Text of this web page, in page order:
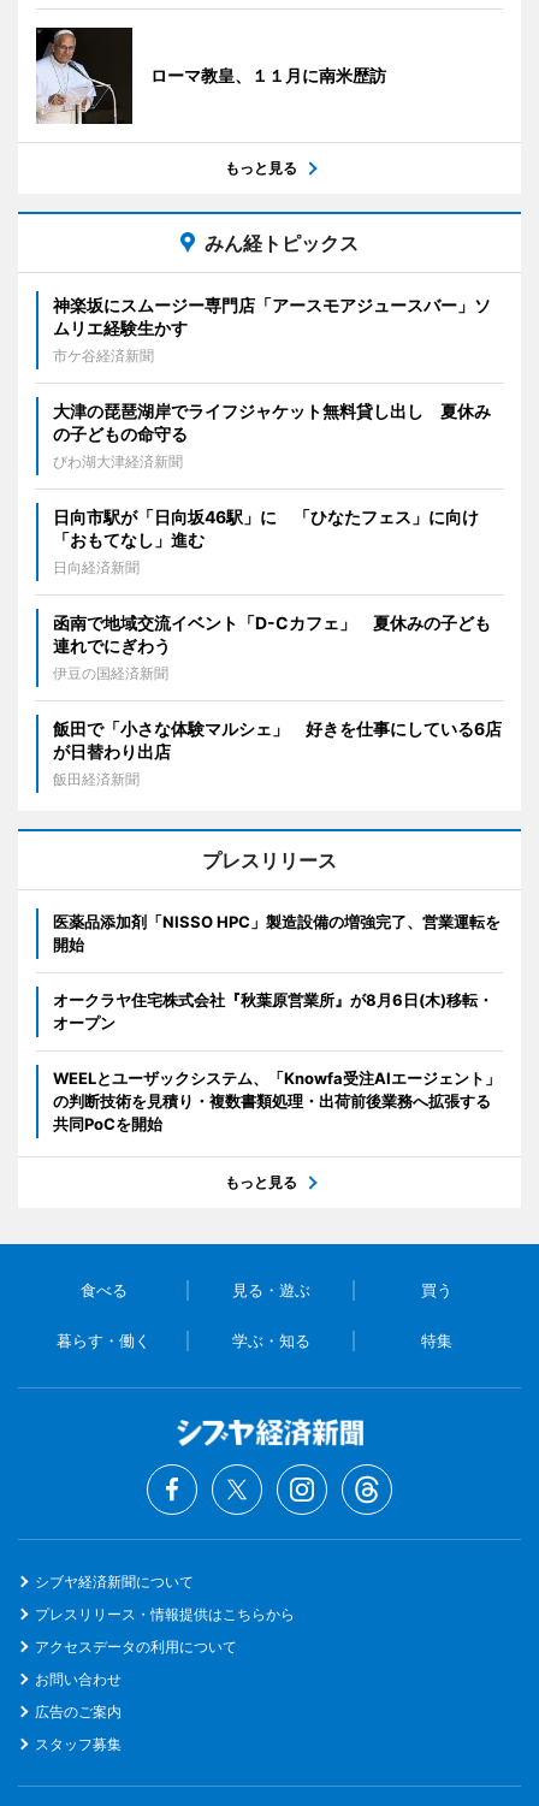
ローマ教皇、１１月に南米歴訪
もっと見る
みん経トピックス
神楽坂にスムージー専門店「アースモアジュースバー」ソ
ムリエ経験生かす
市ケ谷経済新聞
大津の琵琶湖岸でライフジャケット無料貸し出し 夏休み
の子どもの命守る
びわ湖大津経済新聞
日向市駅が「日向坂46駅」に 「ひなたフェス」に向け
「おもてなし」進む
日向経済新聞
函南で地域交流イベント「D-Cカフェ」 夏休みの子ども
連れでにぎわう
伊豆の国経済新聞
飯田で「小さな体験マルシェ」 好きを仕事にしている6店
が日替わり出店
飯田経済新聞
プレスリリース
医薬品添加剤「NISSO HPC」製造設備の増強完了、営業運転を
開始
オークラヤ住宅株式会社『秋葉原営業所』が8月6日(木)移転・
オープン
WEELとユーザックシステム、「Knowfa受注AIエージェント」
の判断技術を見積り・複数書類処理・出荷前後業務へ拡張する
共同PoCを開始
もっと見る
食べる 見る・遊ぶ 買う
暮らす・働く 学ぶ・知る 特集
シブヤ経済新聞について
プレスリリース・情報提供はこちらから
アクセスデータの利用について
お問い合わせ
広告のご案内
スタッフ募集